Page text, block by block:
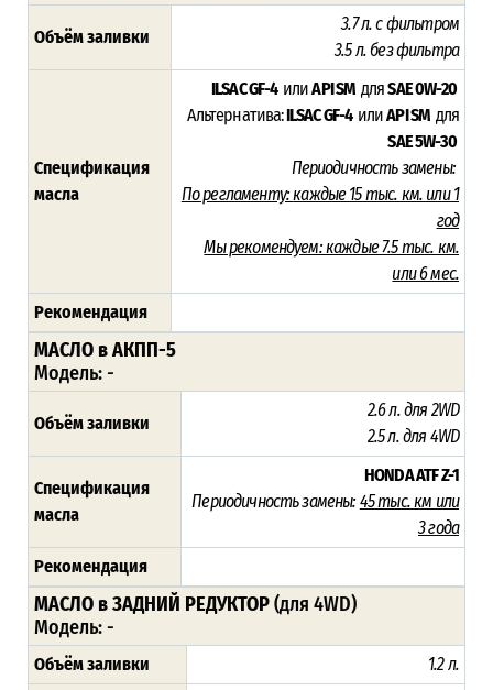
Объём заливки
3.7 л. с фильтром
3.5 л. без фильтра
Спецификация
масла
ILSAC GF-4 илиAPI SM дляSAE 0W-20
Альтернатива:ILSAC GF-4 илиAPI SM для
SAE 5W-30
Периодичность замены:
По регламенту:каждые 15 тыс. км. или 1
год
Мы рекомендуем:каждые 7.5 тыс. км.
или 6 мес.
Рекомендация
МАСЛО в АКПП-5
Модель: -
Объём заливки
2.6 л. для 2WD
2.5 л. для 4WD
Спецификация
масла
HONDA ATF Z-1
Периодичность замены: 45тыс. км или
3 года
Рекомендация
МАСЛО в ЗАДНИЙ РЕДУКТОР(для 4WD)
Модель: -
Объём заливки 1.2 л.